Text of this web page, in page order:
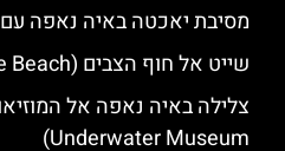
מסיבת יאכטה באיה נאפה עם
שייט אל חוף הצבים (Turtle Beach) מאיה נאפה
Underwater Museum)